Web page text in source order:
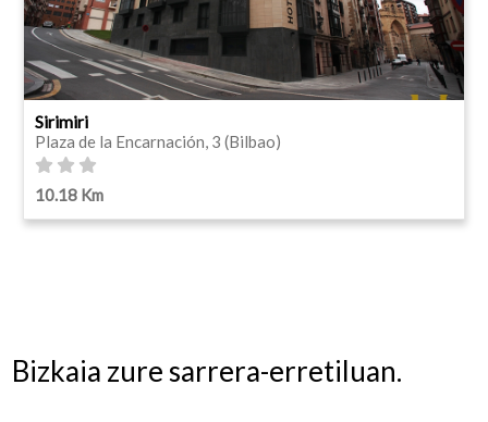
Sirimiri
Plaza de la Encarnación, 3 (Bilbao)
10.18 Km
Bizkaia zure sarrera-erretiluan.